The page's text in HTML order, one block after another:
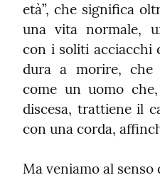
età”, che significa
una vita normale,
con i soliti acciacchi
dura a morire, che
come un uomo
discesa, trattiene il
con una corda,
Ma veniamo al